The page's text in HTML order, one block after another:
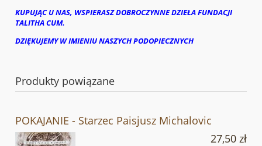
KUPUJĄC U NAS, WSPIERASZ DOBROCZYNNE DZIEŁA FUNDACJI
TALITHA CUM.
DZIĘKUJEMY W IMIENIU NASZYCH PODOPIECZNYCH
Produkty powiązane
POKAJANIE - Starzec Paisjusz Michalovic
27,50 zł